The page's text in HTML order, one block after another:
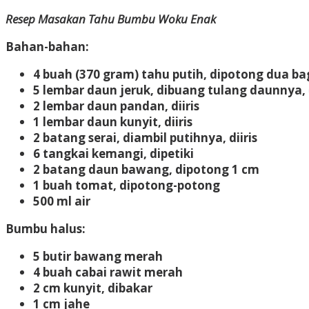
Resep Masakan Tahu Bumbu Woku Enak
Bahan-bahan:
4 buah (370 gram) tahu putih, dipotong dua
5 lembar daun jeruk, dibuang tulang daunnya,
2 lembar daun pandan, diiris
1 lembar daun kunyit, diiris
2 batang serai, diambil putihnya, diiris
6 tangkai kemangi, dipetiki
2 batang daun bawang, dipotong 1 cm
1 buah tomat, dipotong-potong
500 ml air
Bumbu halus:
5 butir bawang merah
4 buah cabai rawit merah
2 cm kunyit, dibakar
1 cm jahe